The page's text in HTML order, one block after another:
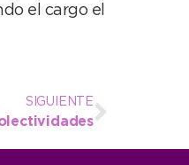
el cargo el
SIGUIENTE